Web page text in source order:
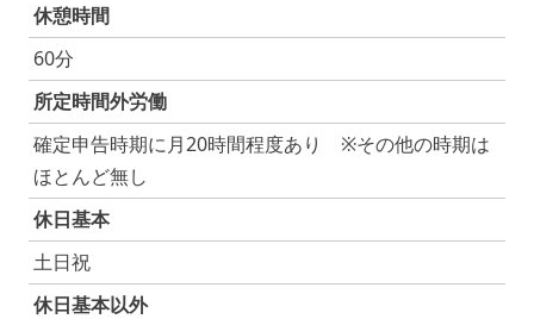
休憩時間
60分
所定時間外労働
確定申告時期に月20時間程度あり ※その他の時期は
ほとんど無し
休日基本
土日祝
休日基本以外